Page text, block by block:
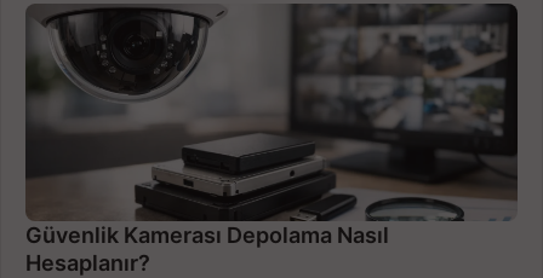
Güvenlik Kamerası Depolama Nasıl
Hesaplanır?